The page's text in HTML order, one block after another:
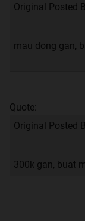
Original Posted
mau dong gan,
Quote:
Original Posted
300k gan, buat